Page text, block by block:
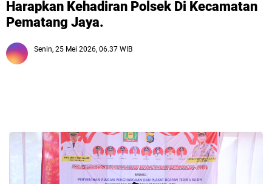
Harapkan Kehadiran Polsek Di Kecamatan
Pematang Jaya.
Senin, 25 Mei 2026, 06.37 WIB